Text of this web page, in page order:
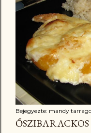
Bejegyezte: mandy